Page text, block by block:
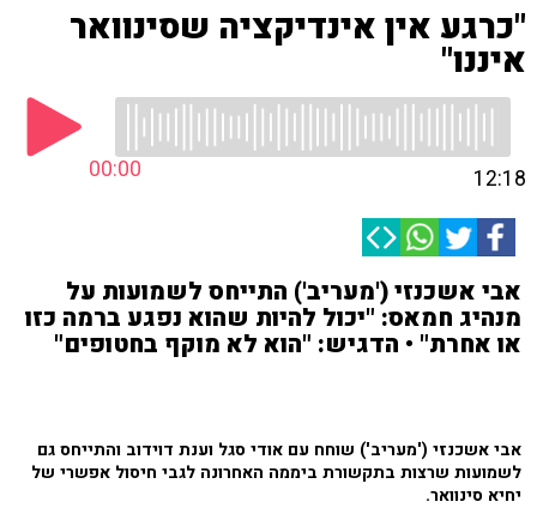
"כרגע אין אינדיקציה שסינוואר
איננו"
00:00 12:18
אבי אשכנזי ('מעריב') התייחס לשמועות על
מנהיג חמאס: "יכול להיות שהוא נפגע ברמה כזו
או אחרת" • הדגיש: "הוא לא מוקף בחטופים"
אבי אשכנזי ('מעריב') שוחח עם אודי סגל וענת דוידוב והתייחס גם
לשמועות שרצות בתקשורת ביממה האחרונה לגבי חיסול אפשרי של
יחיא סינוואר.